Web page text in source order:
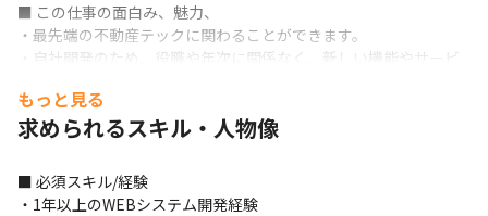
■ この仕事の面白み、魅力、
・最先端の不動産テックに関わることができます。
・自社開発のため、役職や年次に関係なく、新しい機能やサービ
・フルリモート勤務も可能なので、ライフワークバランスを重視
して働けます。
もっと見る
求められるスキル・人物像
■ 必須スキル/経験
・1年以上のWEBシステム開発経験